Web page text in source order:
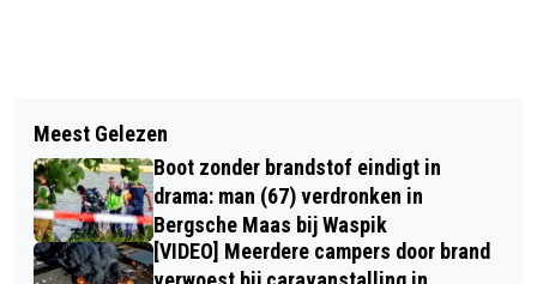
AUTOMOBILIST OVERLIJDT BIJ
FRONTALE BOTSING OP ALTENAWEG
IN WAALWIJK
TERUGROEPACTIE: GLASDEELTJES
MOGELIJK IN ANSJOVIS VAN FISH
TALES
Meest Gelezen
Boot zonder brandstof eindigt in
drama: man (67) verdronken in
Bergsche Maas bij Waspik
[VIDEO] Meerdere campers door brand